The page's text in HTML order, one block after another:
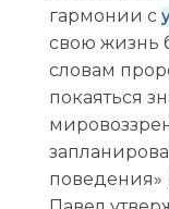
гармонии с
свою жизнь
словам
покаяться
поведения»